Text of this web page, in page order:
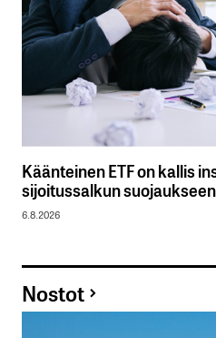
Käänteinen ETF on kallis
sijoitussalkun suojaukseen
6.8.2026
Nostot